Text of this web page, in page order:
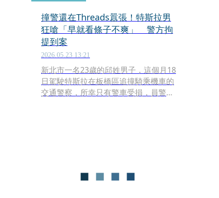
撞警還在Threads囂張！特斯拉男
狂嗆「早就看條子不爽」 警方拘
提到案
2026.05.23 13:21
新北市一名23歲的邱姓男子，這個月18
日駕駛特斯拉在板橋區追撞騎乘機車的
交通警察，所幸只有警車受損，員警並